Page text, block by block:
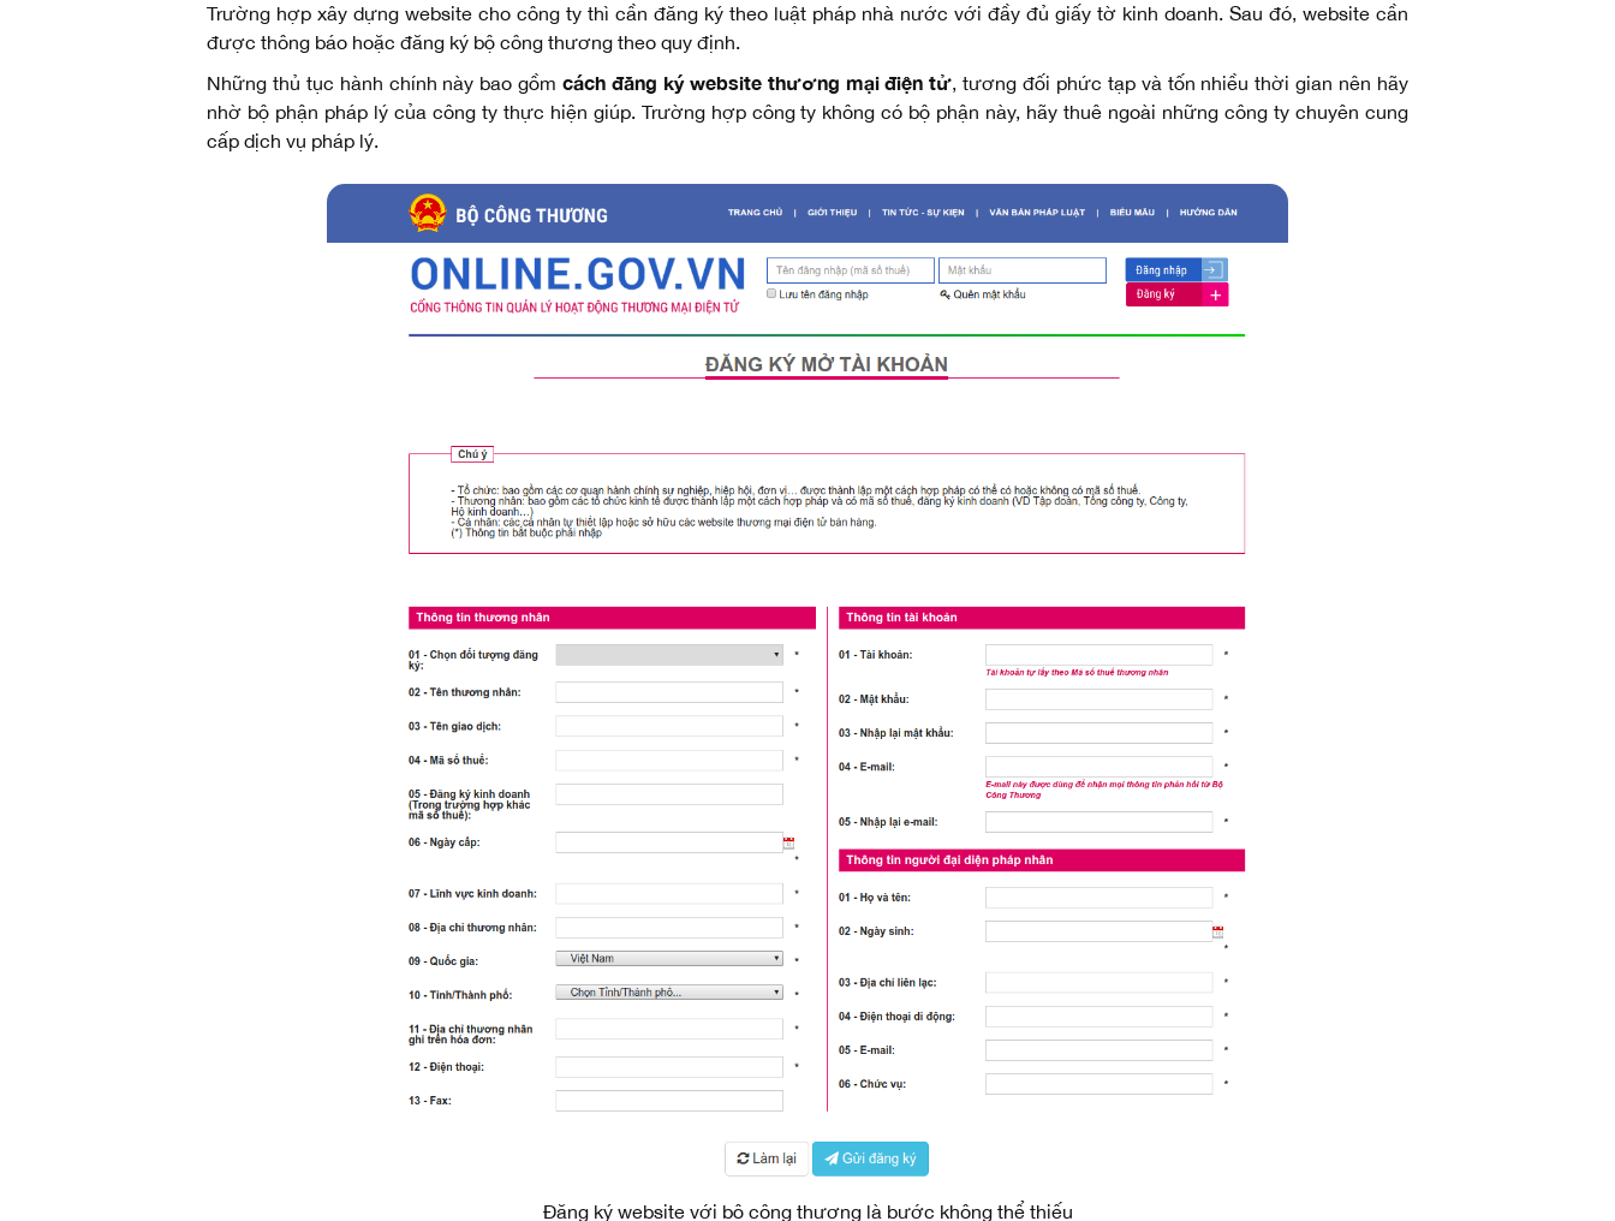
Trường hợp xây dựng website cho công ty thì cần đăng ký theo luật pháp nhà nước với đầy đủ giấy tờ kinh doanh. Sau đó, website cần
được thông báo hoặc đăng ký bộ công thương theo quy định.
Những thủ tục hành chính này bao gồmcách đăng ký website thương mại điện tử, tương đối phức tạp và tốn nhiều thời gian nên hãy
nhờ bộ phận pháp lý của công ty thực hiện giúp. Trường hợp công ty không có bộ phận này, hãy thuê ngoài những công ty chuyên cung
cấp dịch vụ pháp lý.
Đăng ký website với bộ công thương là bước không thể thiếu